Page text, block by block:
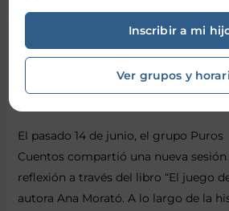
El pasado 14 de junio, el grupo Puros
Cuentos compartió una nueva
reflexión a través del libro “El juego
autora Ana Morató. A lo largo de la
Inscribir a mi
Ver grupos y